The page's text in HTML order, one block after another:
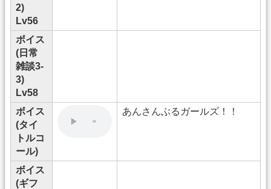
2)
Lv56
ボイス
(日常
雑談3-
3)
Lv58
ボイス
(タイ
トルコ
ール)
あんさんぶるガールズ！！
ボイス
(ギフ